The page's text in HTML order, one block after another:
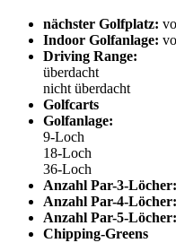
nächster Golfplatz:
Indoor Golfanlage:
Driving Range:
überdacht
nicht überdacht
Golfcarts
Golfanlage:
9-Loch
18-Loch
36-Loch
Anzahl Par-3-Löcher:
Anzahl Par-4-Löcher:
Anzahl Par-5-Löcher:
Chipping-Greens